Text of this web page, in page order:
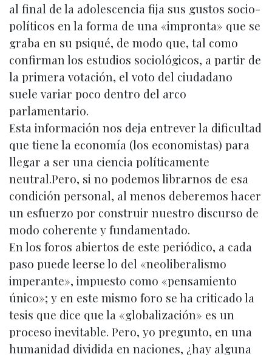
al final de la adolescencia fija sus gustos socio-
políticos en la forma de una «impronta» que se
graba en su psiqué, de modo que, tal como
confirman los estudios sociológicos, a partir de
la primera votación, el voto del ciudadano
suele variar poco dentro del arco
parlamentario.
Esta información nos deja entrever la dificultad
que tiene la economía (los economistas) para
llegar a ser una ciencia políticamente
neutral.Pero, si no podemos librarnos de esa
condición personal, al menos deberemos hacer
un esfuerzo por construir nuestro discurso de
modo coherente y fundamentado.
En los foros abiertos de este periódico, a cada
paso puede leerse lo del «neoliberalismo
imperante», impuesto como «pensamiento
único»; y en este mismo foro se ha criticado la
tesis que dice que la «globalización» es un
proceso inevitable. Pero, yo pregunto, en una
humanidad dividida en naciones, ¿hay alguna